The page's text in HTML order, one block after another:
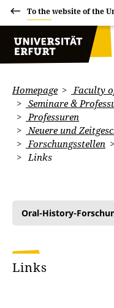
To the website of the
Homepage
Faculty
Seminare &
Professuren
Neuere und
Forschungsstellen
Links
Oral-History-
Links